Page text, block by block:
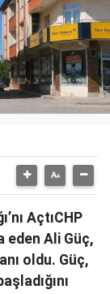
AçtıCHP
eden Ali Güç,
oldu. Güç,